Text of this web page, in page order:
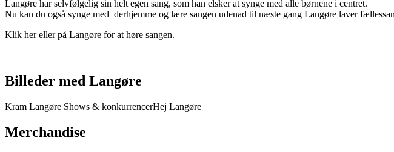
Langøre har selvfølgelig sin helt egen sang, som han elsker at synge med alle børnene i centret.
Nu kan du også synge med derhjemme og lære sangen udenad til næste gang Langøre laver
Klik hereller på Langøre for at høre sangen.
Billeder med Langøre
Kram Langøre Shows & konkurrencerHej Langøre
Merchandise